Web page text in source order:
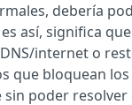
debería
es así, significa
internet o
que bloquean
sin poder